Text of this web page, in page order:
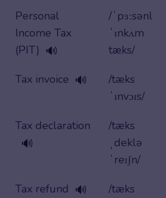
Personal
Income Tax
(PIT) 🔊
/ˈpɜːsənl
ˈɪnkʌm
tæks/
Tax invoice 🔊
/tæks
ˈɪnvɔɪs/
Tax declaration
🔊
/tæks
ˌdeklə
ˈreɪʃn/
Tax refund 🔊
/tæks